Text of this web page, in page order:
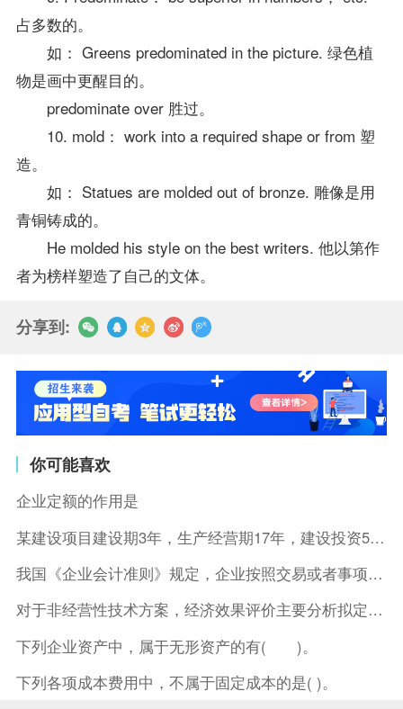
占多数的。
如： Greens predominated in the picture. 绿色植
物是画中更醒目的。
predominate over 胜过。
10. mold： work into a required shape or from 塑
造。
如： Statues are molded out of bronze. 雕像是用
青铜铸成的。
He molded his style on the best writers. 他以第作
者为榜样塑造了自己的文体。
分享到:
你可能喜欢
企业定额的作用是
某建设项目建设期3年，生产经营期17年，建设投资5500万元
我国《企业会计准则》规定，企业按照交易或者事项的经济特征确定
对于非经营性技术方案，经济效果评价主要分析拟定方案的( )。
下列企业资产中，属于无形资产的有( )。
下列各项成本费用中，不属于固定成本的是( )。